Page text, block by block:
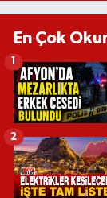
En Çok
1
2